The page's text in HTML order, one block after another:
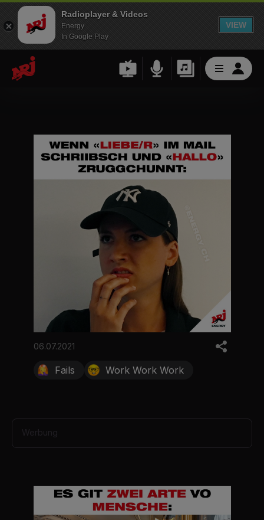
Radioplayer & Videos
Energy
In Google Play
VIEW
06.07.2021
Fails Work Work Work
Werbung